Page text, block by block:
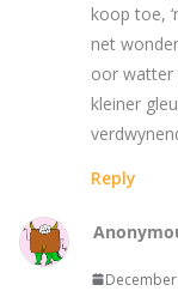
koop toe,
net
oor watter
kleiner
Reply